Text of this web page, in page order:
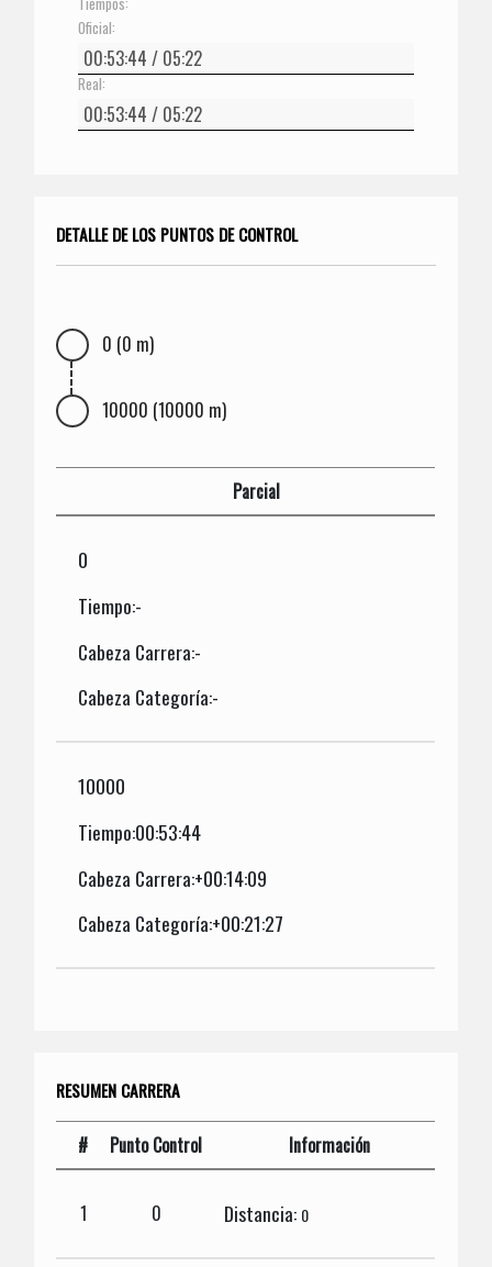
Oficial:
Real:
DETALLE DE LOS PUNTOS DE CONTROL
0 (0 m)
10000 (10000 m)
Parcial
0
Tiempo:-
Cabeza Carrera:-
Cabeza Categoría:-
10000
Tiempo:00:53:44
Cabeza Carrera:+00:14:09
Cabeza Categoría:+00:21:27
RESUMEN CARRERA
# Punto Control Información
1 0 Distancia: 0